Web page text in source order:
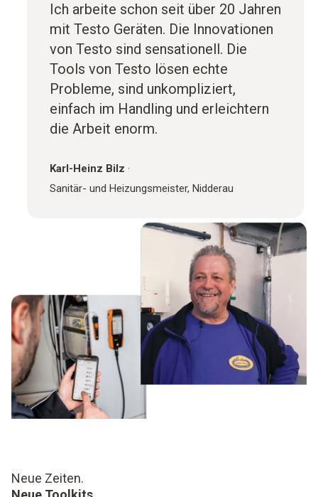
Ich arbeite schon seit über 20 Jahren
mit Testo Geräten. Die Innovationen
von Testo sind sensationell. Die
Tools von Testo lösen echte
Probleme, sind unkompliziert,
einfach im Handling und erleichtern
die Arbeit enorm.
Karl-Heinz Bilz ·
Sanitär- und Heizungsmeister, Nidderau
Neue Zeiten.